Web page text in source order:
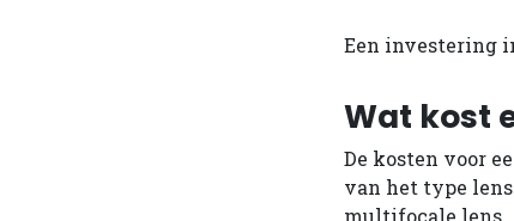
Een investering
Wat kost
De kosten voor
van het type
multifocale lens.